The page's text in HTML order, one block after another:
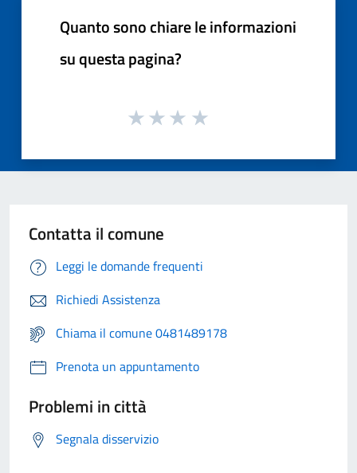
Quanto sono chiare le informazioni
su questa pagina?
Contatta il comune
Leggi le domande frequenti
Richiedi Assistenza
Chiama il comune 0481489178
Prenota un appuntamento
Problemi in città
Segnala disservizio